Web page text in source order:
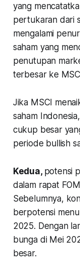
yang
pertukaran dari
mengalami
saham yang
penutupan
terbesar ke
Jika MSCI
saham
cukup besar
periode bullish
Kedua, potensi
dalam rapat
Sebelumnya,
berpotensi
2025. Dengan
bunga di Mei
besar.